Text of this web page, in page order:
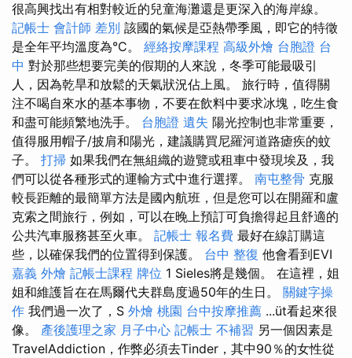
很高興找出有相對較近的兒童海灘還是更深入的海岸線。
記帳士 會計師 差別 該國的氣候是亞熱帶季風，即它的特徵
是全年平均溫度為°C。 經絡按摩課程 高級外燴 台胞證 台
中 對於那些想要完美的假期的人來說，冬季可能最吸引
人，因為乾旱和放鬆的天氣狀況佔上風。 旅行時，值得關
注不喝自來水的基本事物，不要在飲料中要求冰塊，吃生食
和盡可能頻繁地洗手。 台胞證 遺失 陽光控制也非常重要，
值得服用帽子/披肩和陽光，建議購買尼羅河道路瘧疾的蚊
子。 打掃 如果我們在無組織的遊覽或租車中發現埃及，我
們可以從各種形式的運輸方式中進行選擇。 南屯整骨 克服
較長距離的最簡單方法是國內航班，但是您可以在開羅和盧
克索之間旅行，例如，可以在晚上預訂可負擔得起且舒適的
公共汽車服務甚至火車。 記帳士 報名費 最好在線訂購這
些，以確保我們的位置得到保護。 台中 整復 他會看到EVI
嘉義 外燴 記帳士課程 牌位 1 Sieles將是幾個。 在這裡，姐
姐和維護旨在在馬爾代夫群島度過50年的生日。 關鍵字操
作 我們過一次了，S 外燴 桃園 台中按摩推薦 ...üt看起來很
像。 產後護理之家 月子中心 記帳士 不補習 另一個因素是
TravelAddiction，作弊必須去Tinder，其中90％的女性從